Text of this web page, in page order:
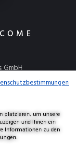
platzieren, um unsere
und Ihnen ein
Informationen zu den